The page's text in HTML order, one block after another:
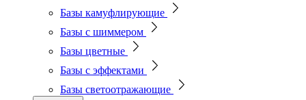
Базы камуфлирующие
Базы с шиммером
Базы цветные
Базы с эффектами
Базы светоотражающие